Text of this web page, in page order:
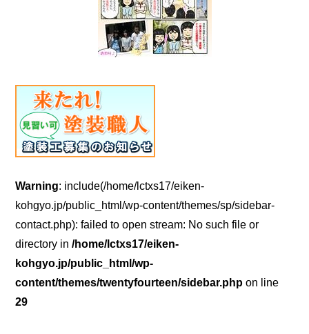
Warning: include(/home/lctxs17/eiken-
kohgyo.jp/public_html/wp-content/themes/sp/sidebar-
contact.php): failed to open stream: No such file or
directory in/home/lctxs17/eiken-
kohgyo.jp/public_html/wp-
content/themes/twentyfourteen/sidebar.php on line
29